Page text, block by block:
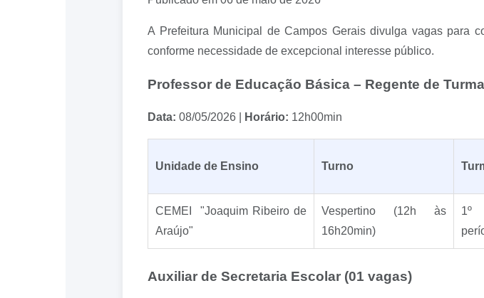
A Prefeitura Municipal de Campos Gerais divulga vagas para
conforme necessidade de excepcional interesse público.
Professor de Educação Básica – Regente de
Data: 08/05/2026 | Horário: 12h00min
Unidade de Ensino Turno
CEMEI "Joaquim Ribeiro de
Araújo"
Vespertino (12h às
16h20min)
1º
Auxiliar de Secretaria Escolar (01 vagas)